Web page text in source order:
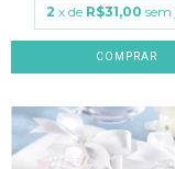
2 x de R$31,00 sem